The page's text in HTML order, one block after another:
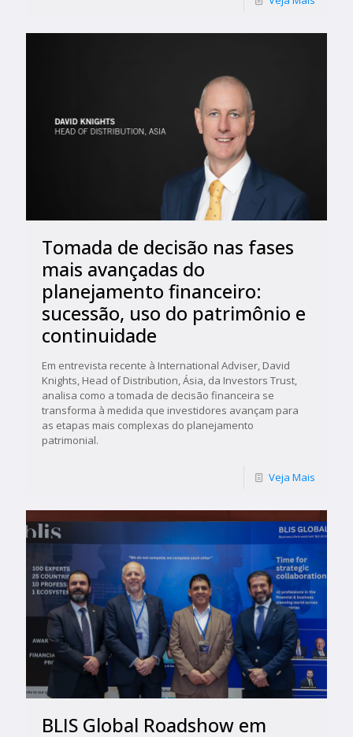
Tomada de decisão nas fases
mais avançadas do
planejamento financeiro:
sucessão, uso do patrimônio e
continuidade
Em entrevista recente à International Adviser, David
Knights, Head of Distribution, Ásia, da Investors Trust,
analisa como a tomada de decisão financeira se
transforma à medida que investidores avançam para
as etapas mais complexas do planejamento
patrimonial.
Veja Mais
BLIS Global Roadshow em